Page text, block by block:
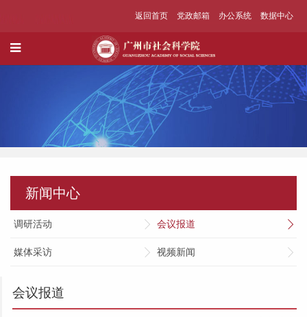
返回首页 党政邮箱 办公系统 数据中心
新闻中心
调研活动 会议报道
媒体采访 视频新闻
会议报道